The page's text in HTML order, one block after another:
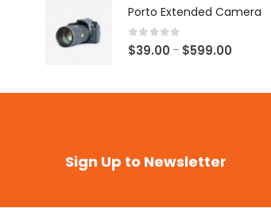
Porto Extended Camera
0 out of 5
$39.00 – $599.00
Sign Up to Newsletter